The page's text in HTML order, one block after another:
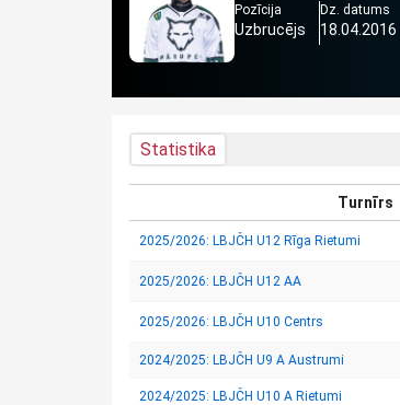
Pozīcija
Uzbrucējs
Dz. datums
18.04.2016
Statistika
Turnīrs
2025/2026: LBJČH U12 Rīga Rietumi
2025/2026: LBJČH U12 AA
2025/2026: LBJČH U10 Centrs
2024/2025: LBJČH U9 A Austrumi
2024/2025: LBJČH U10 A Rietumi